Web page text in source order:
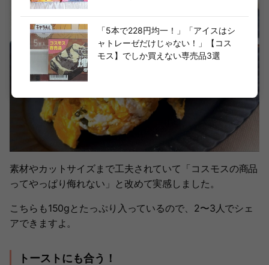
素材やカットサイズまで工夫されていて「コスモスの商品
ってやっぱり侮れない」と改めて実感しました。
こちらも150gとたっぷり入っているので、2〜3人でシェ
アできますよ。
トーストにも合う！
「5本で228円均一！」「アイスはシ
ャトレーゼだけじゃない！」【コス
モス】でしか買えない専売品3選